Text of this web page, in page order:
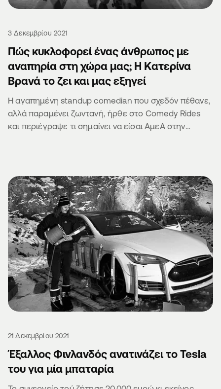
3 Δεκεμβρίου 2021
Πώς κυκλοφορεί ένας άνθρωπος με
αναπηρία στη χώρα μας; Η Κατερίνα
Βρανά το ζει και μας εξηγεί
Η αγαπημένη standup comedian που σχεδόν πέθανε,
αλλά παραμένει ζωντανή, ήρθε στο Comedy Rides
και περιέγραψε τι σημαίνει να είσαι ΑμεΑ στην
21 Δεκεμβρίου 2021
Έξαλλος Φινλανδός ανατινάζει το Tesla
του για μία μπαταρία